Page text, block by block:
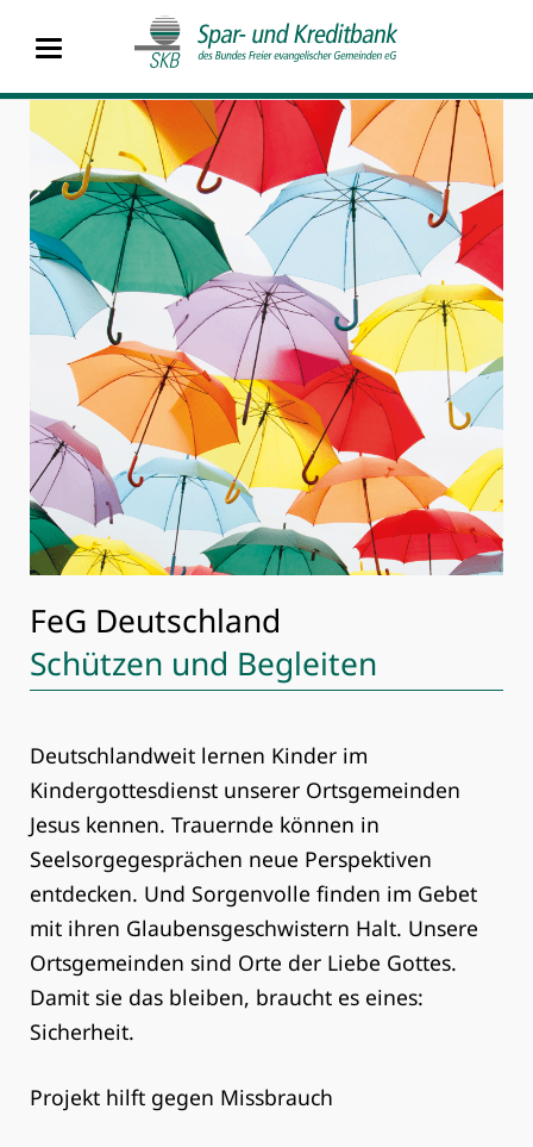
FeG Deutschland
Schützen und Begleiten
Deutschlandweit lernen Kinder im
Kindergottesdienst unserer Ortsgemeinden
Jesus kennen. Trauernde können in
Seelsorgegesprächen neue Perspektiven
entdecken. Und Sorgenvolle finden im Gebet
mit ihren Glaubensgeschwistern Halt. Unsere
Ortsgemeinden sind Orte der Liebe Gottes.
Damit sie das bleiben, braucht es eines:
Sicherheit.
Projekt hilft gegen Missbrauch